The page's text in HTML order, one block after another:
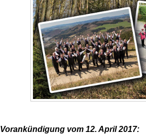
Vorankündigung vom 12. April 2017: